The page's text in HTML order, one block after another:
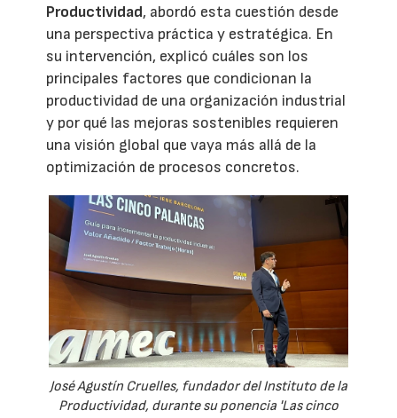
Productividad, abordó esta cuestión desde
una perspectiva práctica y estratégica. En
su intervención, explicó cuáles son los
principales factores que condicionan la
productividad de una organización industrial
y por qué las mejoras sostenibles requieren
una visión global que vaya más allá de la
optimización de procesos concretos.
José Agustín Cruelles, fundador del Instituto de la
Productividad, durante su ponencia 'Las cinco